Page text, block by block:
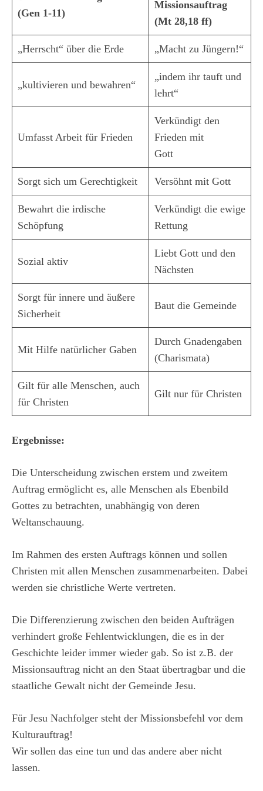
(Gen 1-11)
Missionsauftrag
(Mt 28,18 ff)
„Herrscht“ über die Erde „Macht zu Jüngern!“
„kultivieren und bewahren“
„indem ihr tauft und
lehrt“
Umfasst Arbeit für Frieden
Verkündigt den
Frieden mit
Gott
Sorgt sich um Gerechtigkeit Versöhnt mit Gott
Bewahrt die irdische
Schöpfung
Verkündigt die ewige
Rettung
Sozial aktiv
Liebt Gott und den
Nächsten
Sorgt für innere und äußere
Sicherheit
Baut die Gemeinde
Mit Hilfe natürlicher Gaben
Durch Gnadengaben
(Charismata)
Gilt für alle Menschen, auch
für Christen
Gilt nur für Christen
Ergebnisse:
Die Unterscheidung zwischen erstem und zweitem
Auftrag ermöglicht es, alle Menschen als Ebenbild
Gottes zu betrachten, unabhängig von deren
Weltanschauung.
Im Rahmen des ersten Auftrags können und sollen
Christen mit allen Menschen zusammenarbeiten. Dabei
werden sie christliche Werte vertreten.
Die Differenzierung zwischen den beiden Aufträgen
verhindert große Fehlentwicklungen, die es in der
Geschichte leider immer wieder gab. So ist z.B. der
Missionsauftrag nicht an den Staat übertragbar und die
staatliche Gewalt nicht der Gemeinde Jesu.
Für Jesu Nachfolger steht der Missionsbefehl vor dem
Kulturauftrag!
Wir sollen das eine tun und das andere aber nicht
lassen.